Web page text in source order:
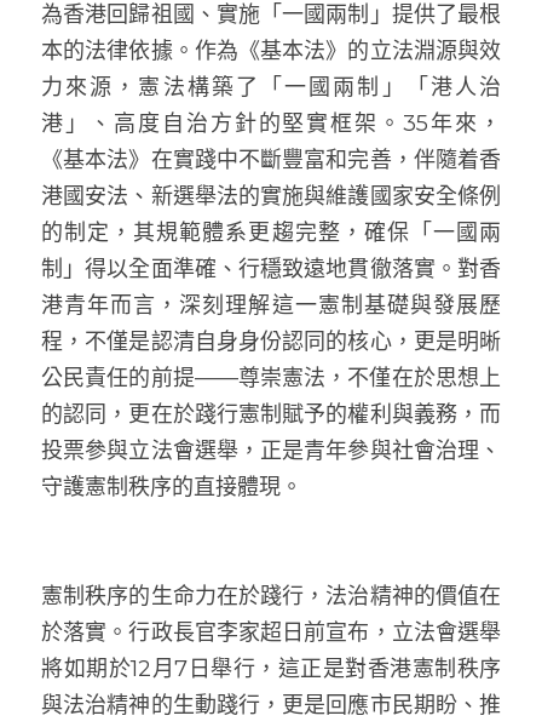
為香港回歸祖國、實施「一國兩制」提供了最根
本的法律依據。作為《基本法》的立法淵源與效
力來源，憲法構築了「一國兩制」「港人治
港」、高度自治方針的堅實框架。35年來，
《基本法》在實踐中不斷豐富和完善，伴隨着香
港國安法、新選舉法的實施與維護國家安全條例
的制定，其規範體系更趨完整，確保「一國兩
制」得以全面準確、行穩致遠地貫徹落實。對香
港青年而言，深刻理解這一憲制基礎與發展歷
程，不僅是認清自身身份認同的核心，更是明晰
公民責任的前提——尊崇憲法，不僅在於思想上
的認同，更在於踐行憲制賦予的權利與義務，而
投票參與立法會選舉，正是青年參與社會治理、
守護憲制秩序的直接體現。
憲制秩序的生命力在於踐行，法治精神的價值在
於落實。行政長官李家超日前宣布，立法會選舉
將如期於12月7日舉行，這正是對香港憲制秩序
與法治精神的生動踐行，更是回應市民期盼、推